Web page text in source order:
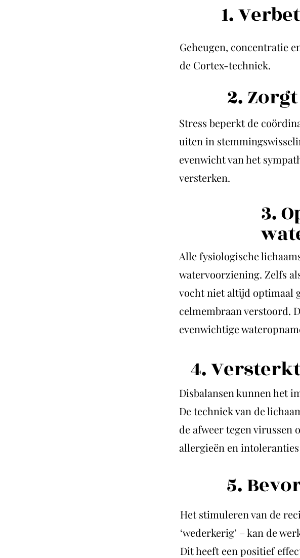
1.
Geheugen, concentratie
de Cortex-techniek.
2.
Stress beperkt de
uiten in
evenwicht van het
versterken.
3.
Alle fysiologische
watervoorziening. Zelfs
vocht niet altijd optimaal
celmembraan verstoord.
evenwichtige
4.
Disbalansen kunnen het
De techniek van de
de afweer tegen virussen
allergieën en
5.
Het stimuleren van de
‘wederkerig’ – kan de
Dit heeft een positief